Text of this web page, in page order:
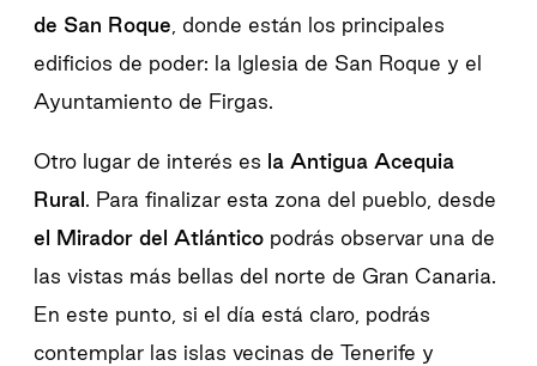
de San Roque , donde están los principales
edificios de poder: la Iglesia de San Roque y el
Ayuntamiento de Firgas.
Otro lugar de interés es la Antigua Acequia
Rural . Para finalizar esta zona del pueblo, desde
el Mirador del Atlánticopodrás observar una de
las vistas más bellas del norte de Gran Canaria.
En este punto, si el día está claro, podrás
contemplar las islas vecinas de Tenerife y